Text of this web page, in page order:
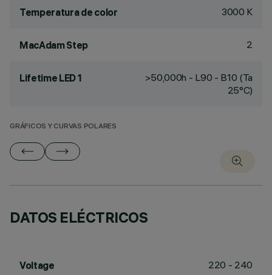
Temperatura de color 3000 K
MacAdam Step 2
Lifetime LED 1
>50,000h - L90 - B10 (Ta
25°C)
GRÁFICOS Y CURVAS POLARES
DATOS ELÉCTRICOS
Voltage 220 - 240